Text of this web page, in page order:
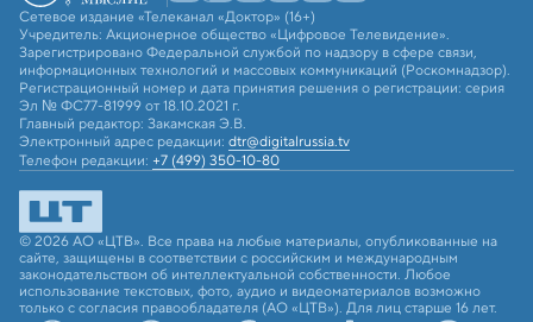
Сетевое издание «Телеканал «Доктор» (16+)
Учредитель: Акционерное общество «Цифровое Телевидение».
Зарегистрировано Федеральной службой по надзору в сфере связи,
информационных технологий и массовых коммуникаций (Роскомнадзор).
Регистрационный номер и дата принятия решения о регистрации: серия
Эл № ФС77-81999 от 18.10.2021 г.
Главный редактор: Закамская Э.В.
Электронный адрес редакции: dtr@digitalrussia.tv
Телефон редакции: +7 (499) 350-10-80
© 2026 АО «ЦТВ». Все права на любые материалы, опубликованные на
сайте, защищены в соответствии с российским и международным
законодательством об интеллектуальной собственности. Любое
использование текстовых, фото, аудио и видеоматериалов возможно
только с согласия правообладателя (АО «ЦТВ»). Для лиц старше 16 лет.